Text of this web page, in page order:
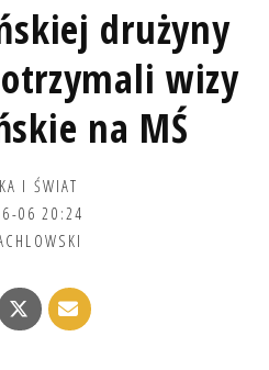
drużyny
wizy
na MŚ
I ŚWIAT
06 20:24